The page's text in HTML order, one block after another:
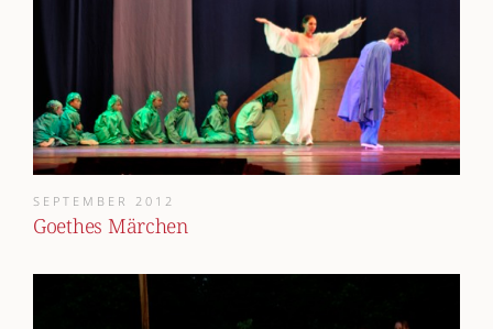
SEPTEMBER 2012
Goethes Märchen